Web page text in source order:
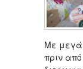
Mε
πριν